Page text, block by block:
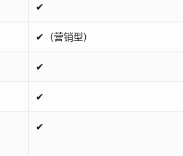
✔
✔（营销型）
✔
✔
✔